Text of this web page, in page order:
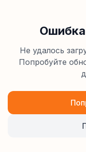
Ошибка
Не удалось
Попробуйте